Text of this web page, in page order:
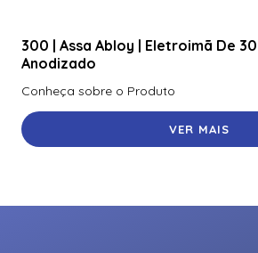
300 | Assa Abloy | Eletroimã De
Anodizado
Conheça sobre o Produto
VER MAIS